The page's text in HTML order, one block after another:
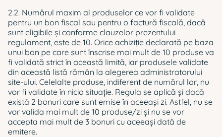
2.2. Numărul maxim al produselor ce vor fi validate
pentru un bon fiscal sau pentru o factură fiscală, dacă
sunt eligibile și conforme clauzelor prezentului
regulament, este de 10. Orice achiziție declarată pe baza
unui bon pe care sunt înscrise mai mult de 10 produse va
fi validată strict în această limită, iar produsele validate
din această listă rămân la alegerea administratorului
site-ului. Celelalte produse, indiferent de numărul lor, nu
vor fi validate în nicio situație. Regula se aplică și dacă
există 2 bonuri care sunt emise în aceeași zi. Astfel, nu se
vor valida mai mult de 10 produse/zi și nu se vor
accepta mai mult de 3 bonuri cu aceeași dată de
emitere.